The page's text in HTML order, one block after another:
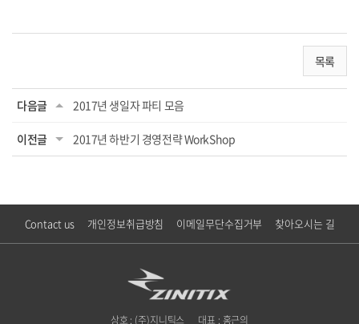
목록
다음글 2017년 생일자 파티 모음
이전글 2017년 하반기 경영전략 WorkShop
Contact us 개인정보취급방침 이메일무단수집거부 찾아오시는 길
상호 : (주)지니틱스 대표 : 홍근의